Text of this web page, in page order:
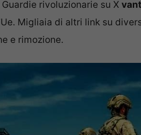
rivoluzionarie su X
Migliaia di altri link su
e rimozione.